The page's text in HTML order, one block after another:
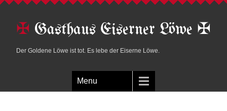
✠ Gasthaus Eiserner Löwe ✠
Der Goldene Löwe ist tot. Es lebe der Eiserne Löwe.
Menu